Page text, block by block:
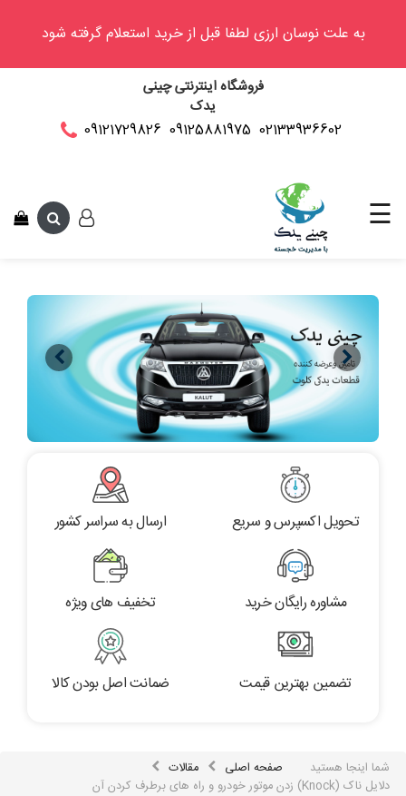
به علت نوسان ارزی لطفا قبل از خرید استعلام گرفته شود
فروشگاه اینترنتی چینی
یدک
02133936602
09125881975
09121729826
وینگل
سی
کاپرا
☰
تحویل اکسپرس و سریع ارسال به سراسر کشور
مشاوره رایگان خرید تخفیف های ویژه
تضمین بهترین قیمت ضمانت اصل بودن کالا
شما اینجا هستید صفحه اصلی
مقالات
دلایل ناک (Knock) زدن موتور خودرو و راه های برطرف کردن آن